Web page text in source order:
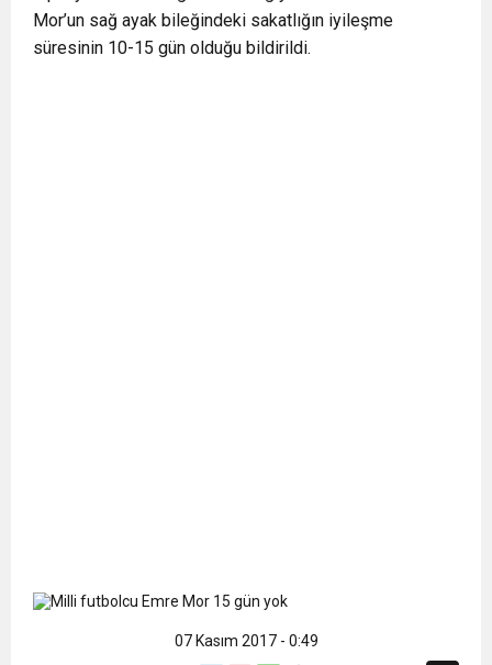
BULUŞUYOR
Mor’un sağ ayak bileğindeki sakatlığın iyileşme
süresinin 10-15 gün olduğu bildirildi.
07 Kasım 2017 - 0:49